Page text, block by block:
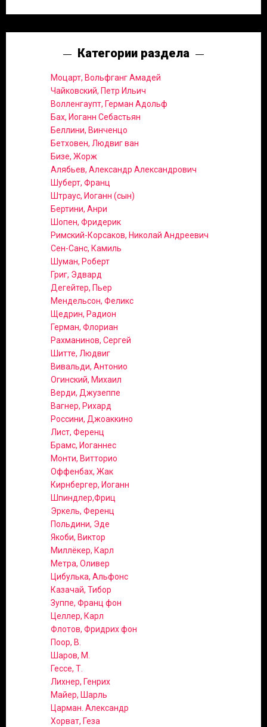
Категории раздела
Моцарт, Вольфганг Амадей
Чайковский, Петр Ильич
Волленгаупт, Герман Адольф
Бах, Иоганн Себастьян
Беллини, Винченцо
Бетховен, Людвиг ван
Бизе, Жорж
Алябьев, Александр Александрович
Шуберт, Франц
Штраус, Иоганн (сын)
Бертини, Анри
Шопен, Фридерик
Римский-Корсаков, Николай Андреевич
Сен-Санс, Камиль
Шуман, Роберт
Григ, Эдвард
Дегейтер, Пьер
Мендельсон, Феликс
Щедрин, Радион
Герман, Флориан
Рахманинов, Сергей
Шитте, Людвиг
Вивальди, Антонио
Огинский, Михаил
Верди, Джузеппе
Вагнер, Рихард
Россини, Джоаккино
Лист, Ференц
Брамс, Иоганнес
Монти, Витторио
Оффенбах, Жак
Кирнбергер, Иоганн
Шпиндлер,Фриц
Эркель, Ференц
Польдини, Эде
Якоби, Виктор
Миллёкер, Карл
Метра, Оливер
Цибулька, Альфонс
Казачай, Тибор
Зуппе, Франц фон
Целлер, Карл
Флотов, Фридрих фон
Поор, В.
Шаров, М.
Гессе, Т.
Лихнер, Генрих
Майер, Шарль
Царман. Александр
Хорват, Геза